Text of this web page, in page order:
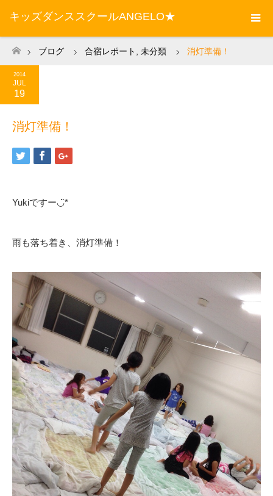
キッズダンススクールANGELO★
ホーム
ブログ 合宿レポート 未分類 消灯準備！
2014
JUL
19
消灯準備！
Yukiですー◡̈*
雨も落ち着き、消灯準備！